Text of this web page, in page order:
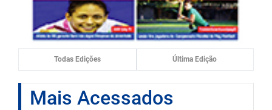
Todas Edições Última Edição
Mais Acessados